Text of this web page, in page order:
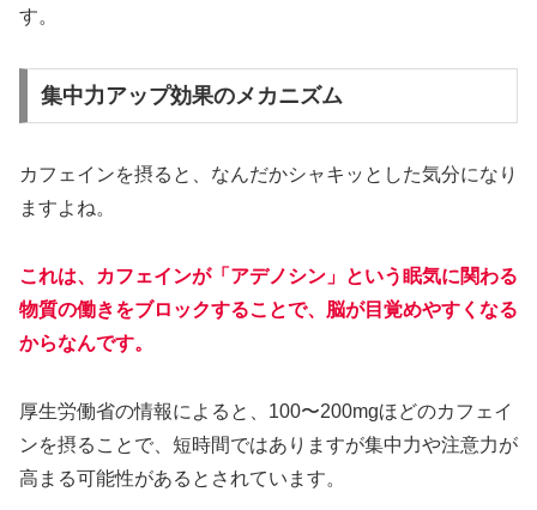
す。
集中力アップ効果のメカニズム
カフェインを摂ると、なんだかシャキッとした気分になり
ますよね。
これは、カフェインが「アデノシン」という眠気に関わる
物質の働きをブロックすることで、脳が目覚めやすくなる
からなんです。
厚生労働省の情報によると、100〜200mgほどのカフェイ
ンを摂ることで、短時間ではありますが集中力や注意力が
高まる可能性があるとされています。